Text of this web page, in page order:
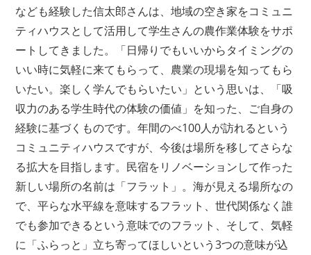
なども経験した信太郎さんは、地域の空き家をコミュニ
ティハウスとして活用して学生さんの農作業体験をサポ
ートしてきました。「日帰りでもいいからタイミングの
いい時に気軽に来てもらって、農業の現場を知ってもら
いたい。楽しく学んでもらいたい」という思いは、「吸
収力のある学生時代の体験の価値」を知った、ご自身の
経験に基づくものです。年間のべ100人が訪れるという
コミュニティハウスですが、今後は場所を移してさらな
る拡大を目指します。民宿をリノベーションして作った
新しい場所の名前は「フラット」。海が見える場所なの
で、平らな水平線を意味するフラット、世代関係なく誰
でも参加できるという意味でのフラット、そして、気軽
に「ふらっと」立ち寄ってほしいという3つの意味が込